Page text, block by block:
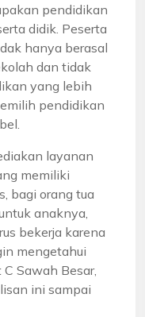
pendidikan
didik. Peserta
hanya berasal
dan tidak
yang lebih
pendidikan
layanan
memiliki
bagi orang tua
anaknya,
bekerja karena
mengetahui
Sawah Besar,
ini sampai